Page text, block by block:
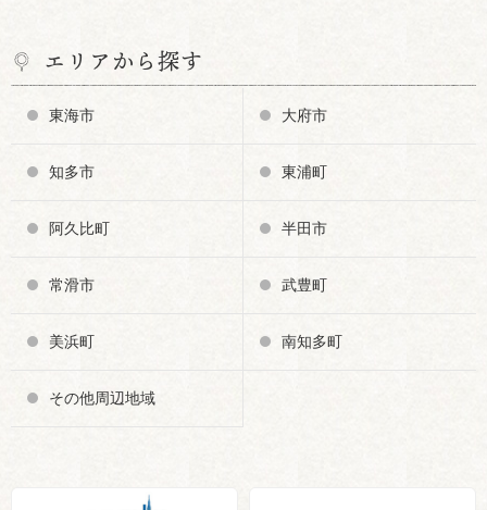
エリアから探す
東海市 大府市
知多市 東浦町
阿久比町 半田市
常滑市 武豊町
美浜町 南知多町
その他周辺地域